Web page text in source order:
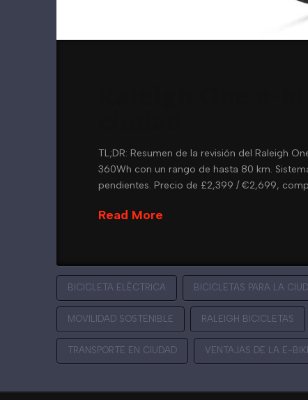
TL;DR: Resumen de la revisión del Raleigh
360Wh con un rango de hasta 80 km.
pendientes. Precio de £2,399 / €2,699,
Read More
BICICLETA ELÉCTRICA BICICLETAS PARA LA
MOVILIDAD SOSTENIBLE RALEIGH BICICLETAS
TRANSPORTE EN CIUDAD VENTAJAS DE LA E-